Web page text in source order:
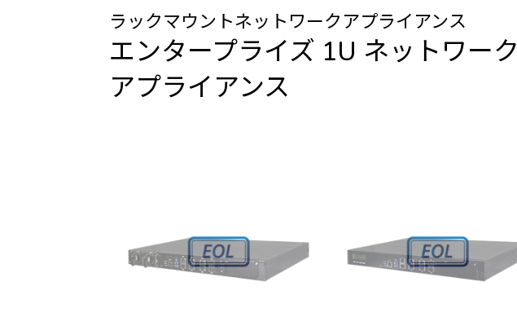
ラックマウントネットワークアプライアンス
エンタープライズ 1U ネットワーク
アプライアンス